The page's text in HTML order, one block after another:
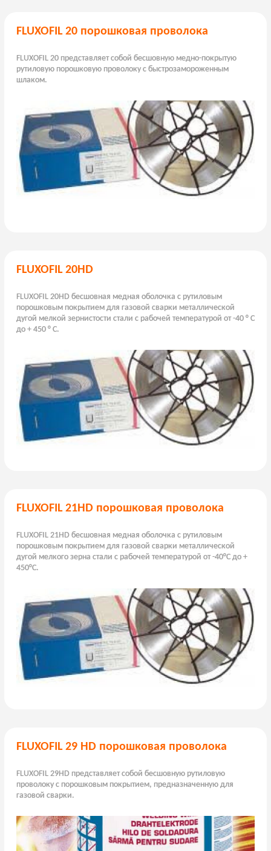
FLUXOFIL 20 порошковая проволока
FLUXOFIL 20 представляет собой бесшовную медно-покрытую
рутиловую порошковую проволоку с быстрозамороженным
шлаком.
FLUXOFIL 20HD
FLUXOFIL 20HD бесшовная медная оболочка с рутиловым
порошковым покрытием для газовой сварки металлической
дугой мелкой зернистости стали с рабочей температурой от -40 ° C
до + 450 ° C.
FLUXOFIL 21HD порошковая проволока
FLUXOFIL 21HD бесшовная медная оболочка с рутиловым
порошковым покрытием для газовой сварки металлической
дугой мелкого зерна стали с рабочей температурой от -40°C до +
450°C.
FLUXOFIL 29 HD порошковая проволока
FLUXOFIL 29HD представляет собой бесшовную рутиловую
проволоку с порошковым покрытием, предназначенную для
газовой сварки.